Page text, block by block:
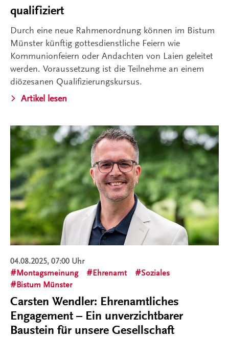
qualifiziert
Durch eine neue Rahmenordnung können im Bistum
Münster künftig gottesdienstliche Feiern wie
Kommunionfeiern oder Andachten von Laien geleitet
werden. Voraussetzung ist die Teilnehme an einem
diözesanen Qualifizierungskursus.
Artikel lesen
04.08.2025, 07:00 Uhr
Montagsmeinung
Ehrenamt
Soziales
Bistum Münster
Carsten Wendler: Ehrenamtliches
Engagement – Ein unverzichtbarer
Baustein für unsere Gesellschaft